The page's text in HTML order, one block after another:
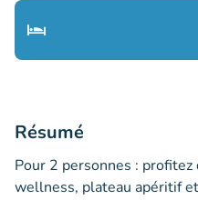
Résumé
Pour 2 personnes :
wellness, plateau apéritif